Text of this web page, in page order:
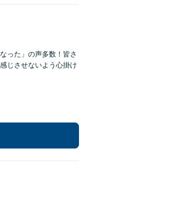
った」の声多数！皆さ
じさせないよう心掛け